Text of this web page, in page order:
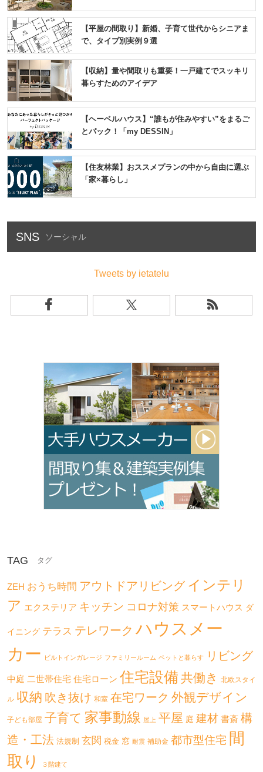
【平屋の間取り】新婚、子育て世代からシニアま
で、タイプ別実例９選
【収納】量や間取りも重要！一戸建てでスッキリ
暮らすためのアイデア
【ヘーベルハウス】“誰もが住みやすい”をまるご
とパック！「my DESSIN」
【住友林業】おススメプランの中から自由に選ぶ
「家×暮らし」
SNS
Tweets by ietatelu
TAG
ZEH おうち時間 アウトドアリビング インテリ
ア エクステリア キッチン コロナ対策 スマートハウス ダ
イニング テラス テレワーク ハウスメー
カー
ビルトインガレージ ファミリールーム ペットと暮らす リビング
中庭 二世帯住宅 住宅ローン 住宅設備 共働き 北欧スタイ
ル 収納 吹き抜け 和室 在宅ワーク 外観デザイン
子ども部屋 子育て 家事動線 屋上 平屋 庭 建材 書斎 構
造・工法 法規制 玄関 税金 窓 耐震 補助金 都市型住宅 間
取り
３階建て